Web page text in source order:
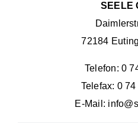
SEELE
72184
Telefon:0
Telefax: 0
E-Mail: